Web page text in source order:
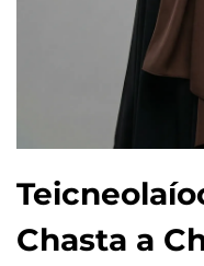
Chasta a